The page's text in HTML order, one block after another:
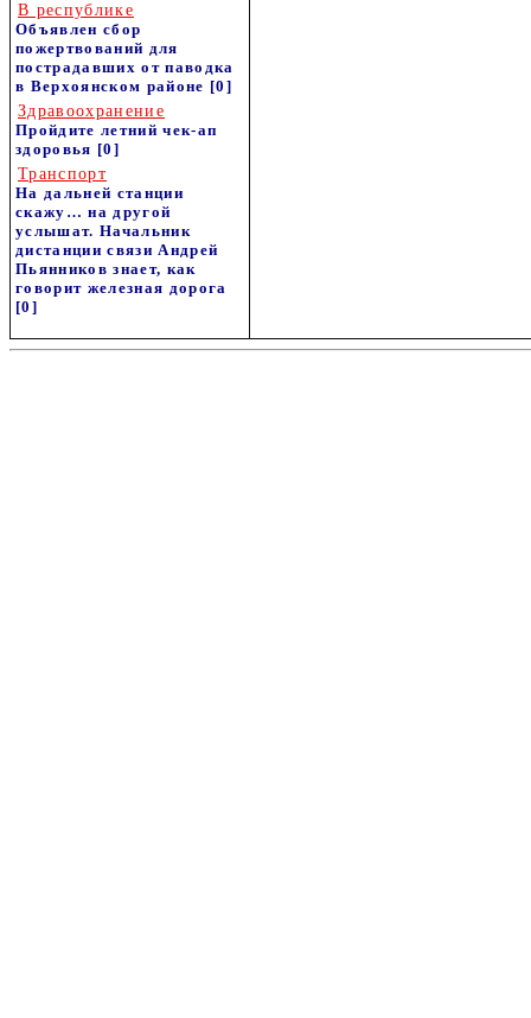
В республике
Объявлен сбор
пожертвований для
пострадавших от паводка
в Верхоянском районе [0]
Здравоохранение
Пройдите летний чек-ап
здоровья [0]
Транспорт
На дальней станции
скажу… на другой
услышат. Начальник
дистанции связи Андрей
Пьянников знает, как
говорит железная дорога
[0]